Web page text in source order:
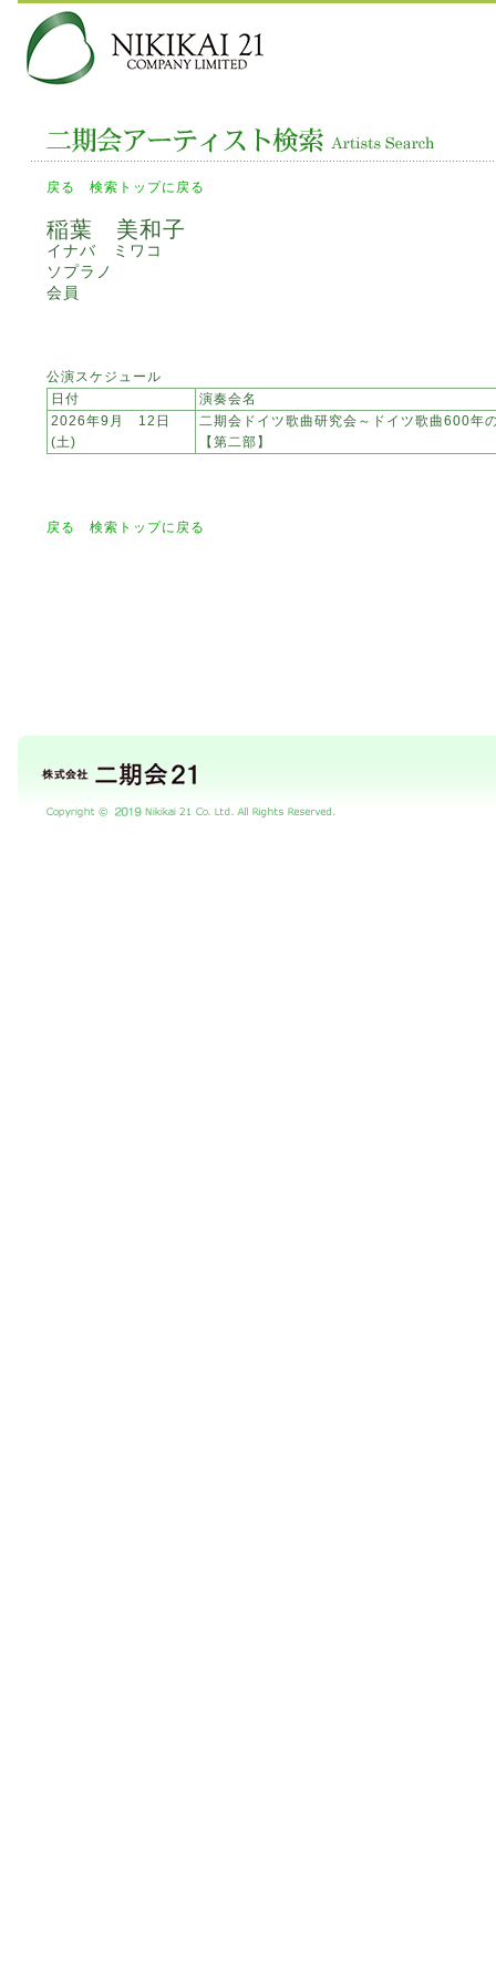
戻る 検索トップに戻る
稲葉 美和子
イナバ ミワコ
ソプラノ
会員
公演スケジュール
日付
演奏会名
2026年9月 12日
(土)
二期会ドイツ歌曲研究会～ドイツ歌曲600年
【第二部】
戻る 検索トップに戻る